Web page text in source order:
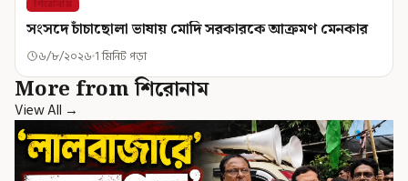
শিরোনাম
সংসদে চাঁচাছোলা ভাষায় মোদি সরকারকে আক্রমণ মেনকার
৬/৮/২০২৬ 1 মিনিট পড়া
More from শিরোনাম
View All →